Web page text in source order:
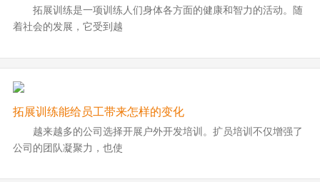
拓展训练是一项训练人们身体各方面的健康和智力的活动。随
着社会的发展，它受到越
拓展训练能给员工带来怎样的变化
越来越多的公司选择开展户外开发培训。扩员培训不仅增强了
公司的团队凝聚力，也使